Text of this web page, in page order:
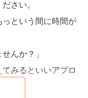
さい。
っという間に時間が
んか？」
みるといいアプロ